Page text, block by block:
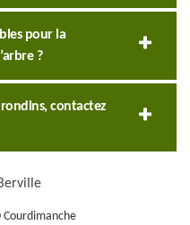
pour la
?
contactez
Courdimanche